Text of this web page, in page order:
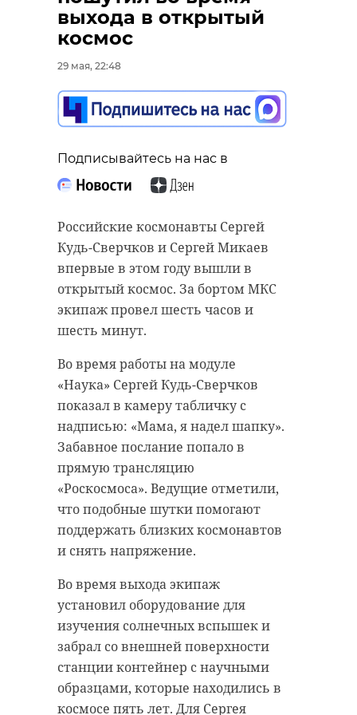
выхода в открытый
космос
29 мая, 22:48
Подписывайтесь на нас в
Российские космонавты Сергей
Кудь-Сверчков и Сергей Микаев
впервые в этом году вышли в
открытый космос. За бортом МКС
экипаж провел шесть часов и
шесть минут.
Во время работы на модуле
«Наука» Сергей Кудь-Сверчков
показал в камеру табличку с
надписью: «Мама, я надел шапку».
Забавное послание попало в
прямую трансляцию
«Роскосмоса». Ведущие отметили,
что подобные шутки помогают
поддержать близких космонавтов
и снять напряжение.
Во время выхода экипаж
установил оборудование для
изучения солнечных вспышек и
забрал со внешней поверхности
станции контейнер с научными
образцами, которые находились в
космосе пять лет. Для Сергея
Подписывайтесь на нас в
"Дороги жизни" в Ленинградской
области начались сезонные
проходят мероприятия,
рассказали в группе музея
"ВКонтакте".
Как отметили сотрудники
комплекса, работа на мемориалах
и рядом с ними кипит:
специалисты косят траву,
приводят в порядок территорию,
чтобы памятные места встречали
гостей достойно и ухоженно.
"Это наша
ежедневная забота —
чтобы каждый, кто
приходит
видел не только
историю, но и нашу
любовь к ней",
— говорится в
сообщении.
найденную под
Всеволожском
Великой
Отечественной
войны
Специалисты Невского
спасательного центра МЧС России
Великой Отечественной войны,
которую обнаружили во
Всеволожском районе. Об этом
сообщила пресс-служба ГУ МЧС
России по Ленинградской области.
Авиационную бомбу ФАБ-250
времен Великой Отечественной
войны нашли на территории
городского поселения Невская
Специалисты Невского
спасательного центра МЧС России
вывезли опасную находку на
спецплощадку, где впоследствии и
уничтожили. Угроза населения и
инфраструктуры ликвидирована.